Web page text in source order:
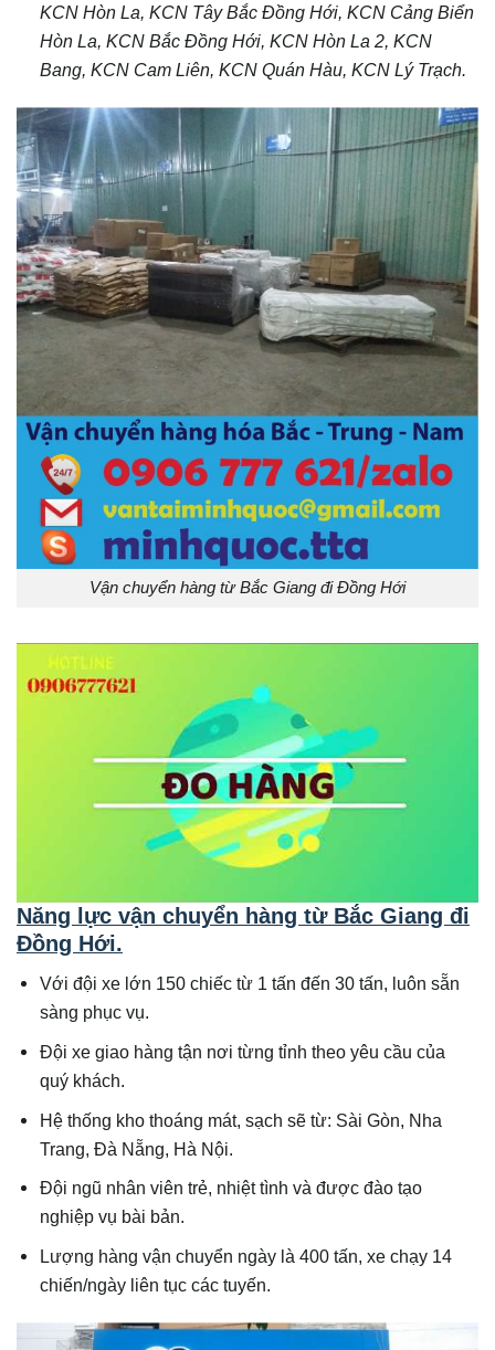
KCN Hòn La, KCN Tây Bắc Đồng Hới, KCN Cảng Biển
Hòn La, KCN Bắc Đồng Hới, KCN Hòn La 2, KCN
Bang, KCN Cam Liên, KCN Quán Hàu, KCN Lý Trạch.
Vận chuyển hàng từ Bắc Giang đi Đồng Hới
Năng lực vận chuyển hàng từ Bắc Giang đi
Đồng Hới.
Với đội xe lớn 150 chiếc từ 1 tấn đến 30 tấn, luôn sẵn
sàng phục vụ.
Đội xe giao hàng tận nơi từng tỉnh theo yêu cầu của
quý khách.
Hệ thống kho thoáng mát, sạch sẽ từ: Sài Gòn, Nha
Trang, Đà Nẵng, Hà Nội.
Đội ngũ nhân viên trẻ, nhiệt tình và được đào tạo
nghiệp vụ bài bản.
Lượng hàng vận chuyển ngày là 400 tấn, xe chạy 14
chiến/ngày liên tục các tuyến.